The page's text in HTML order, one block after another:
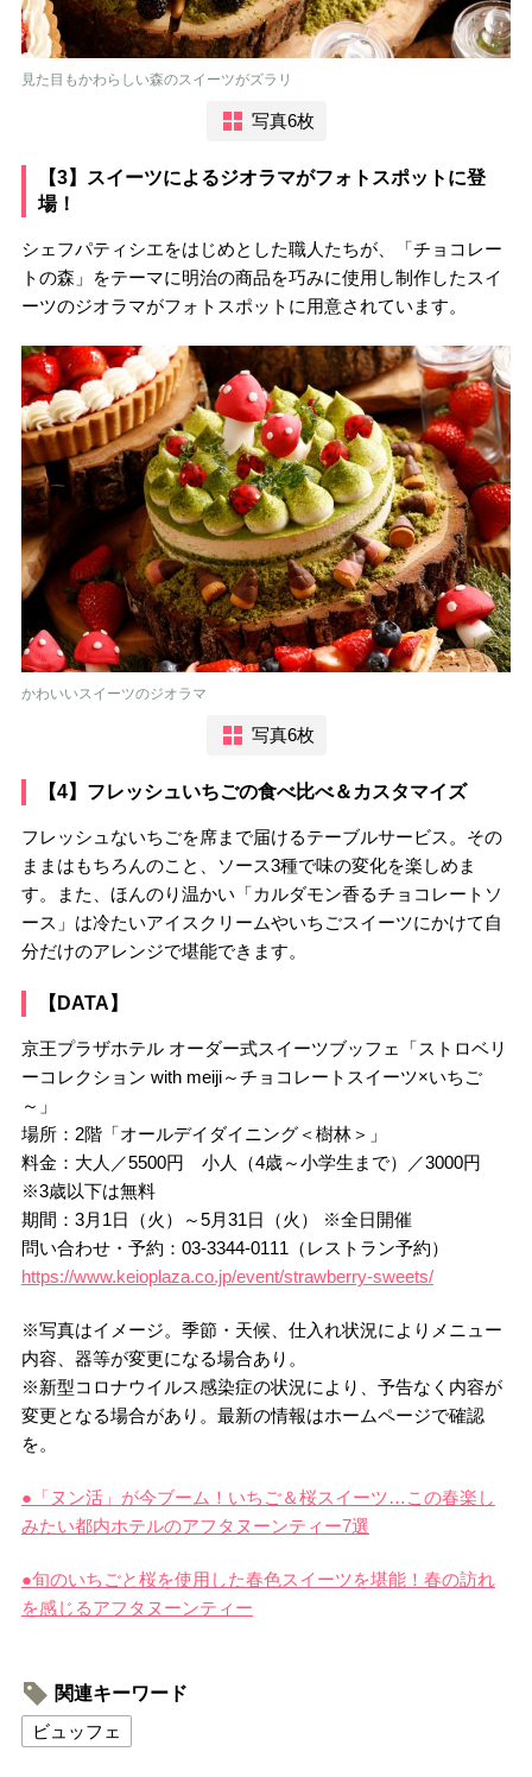
見た目もかわらしい森のスイーツがズラリ
写真6枚
【3】スイーツによるジオラマがフォトスポットに登
場！
シェフパティシエをはじめとした職人たちが、「チョコレー
トの森」をテーマに明治の商品を巧みに使用し制作したスイ
ーツのジオラマがフォトスポットに用意されています。
かわいいスイーツのジオラマ
写真6枚
【4】フレッシュいちごの食べ比べ＆カスタマイズ
フレッシュないちごを席まで届けるテーブルサービス。その
ままはもちろんのこと、ソース3種で味の変化を楽しめま
す。また、ほんのり温かい「カルダモン香るチョコレートソ
ース」は冷たいアイスクリームやいちごスイーツにかけて自
分だけのアレンジで堪能できます。
【DATA】
京王プラザホテル オーダー式スイーツブッフェ「ストロベリ
ーコレクション with meiji～チョコレートスイーツ×いちご
～」
場所：2階「オールデイダイニング＜樹林＞」
料金：大人／5500円 小人（4歳～小学生まで）／3000円
※3歳以下は無料
期間：3月1日（火）～5月31日（火） ※全日開催
問い合わせ・予約：03-3344-0111（レストラン予約）
https://www.keioplaza.co.jp/event/strawberry-sweets/
※写真はイメージ。季節・天候、仕入れ状況によりメニュー
内容、器等が変更になる場合あり。
※新型コロナウイルス感染症の状況により、予告なく内容が
変更となる場合があり。最新の情報はホームページで確認
を。
●「ヌン活」が今ブーム！いちご＆桜スイーツ…この春楽し
みたい都内ホテルのアフタヌーンティー7選
●旬のいちごと桜を使用した春色スイーツを堪能！春の訪れ
を感じるアフタヌーンティー
関連キーワード
ビュッフェ